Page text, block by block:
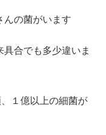
んの菌がいます
合でも多少違いま
１億以上の細菌が